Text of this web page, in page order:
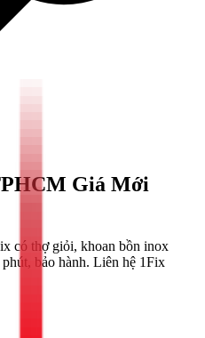
Giá Mới
có thợ giỏi, khoan bồn inox
phút, bảo hành. Liên hệ 1Fix